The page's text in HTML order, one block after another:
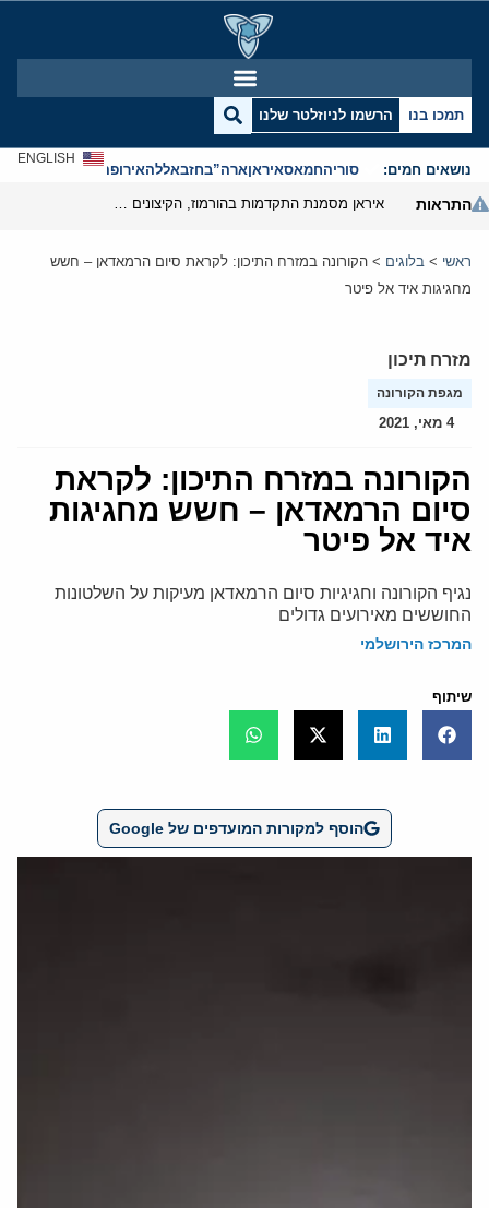
תמכו בנו הרשמו לניוזלטר שלנו
נושאים חמים: סוריהחמאסאיראןארה”בחזבאללהאירופהאנטישמיות
ENGLISH
התראות
ראשי > בלוגים > הקורונה במזרח התיכון: לקראת סיום הרמאדאן – חשש
מחגיגות איד אל פיטר
מזרח תיכון
מגפת הקורונה
4 מאי, 2021
הקורונה במזרח התיכון: לקראת
סיום הרמאדאן – חשש מחגיגות
איד אל פיטר
נגיף הקורונה וחגיגיות סיום הרמאדאן מעיקות על השלטונות
החוששים מאירועים גדולים
המרכז הירושלמי
שיתוף
הוסף למקורות המועדפים של Google